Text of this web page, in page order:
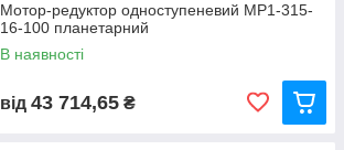
Мотор-редуктор одноступеневий МР1-315-
16-100 планетарний
В наявності
від 43 714,65 ₴